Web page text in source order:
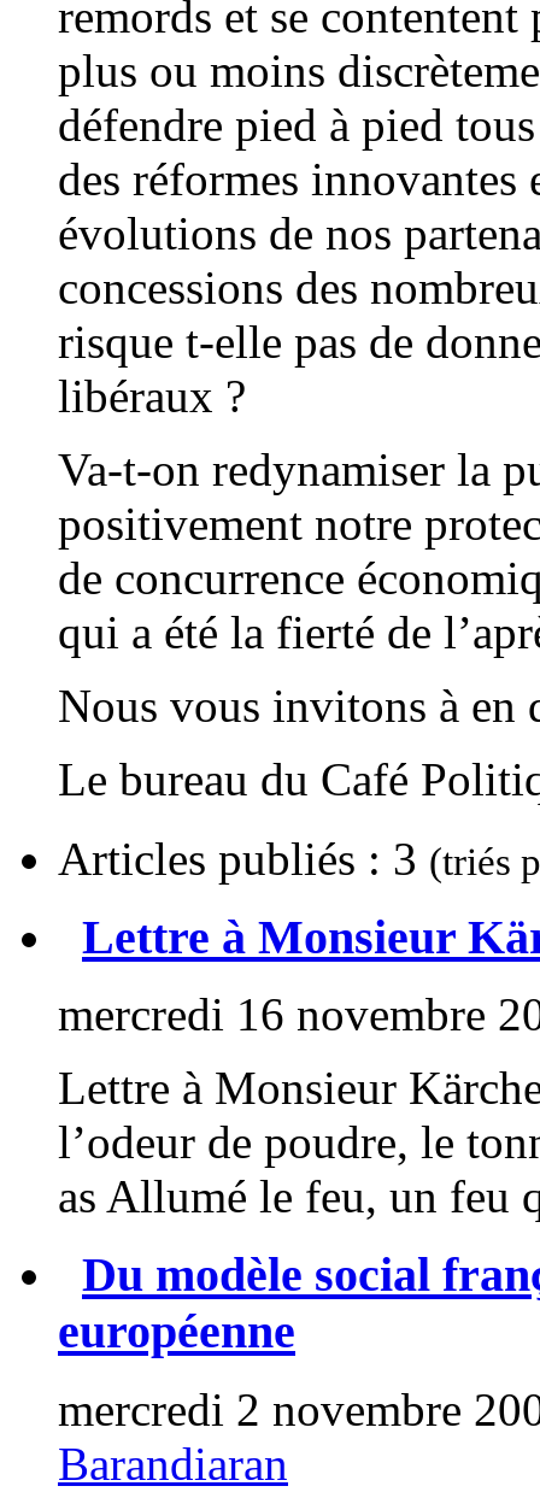
remords et se
plus ou moins
défendre pied à pied
des réformes innovantes
évolutions de nos
concessions des
risque t-elle pas de
libéraux ?
Va-t-on redynamiser la
positivement notre
de concurrence
qui a été la fierté de
Nous vous invitons à en
Le bureau du Café
Articles publiés : 3 (triés
Lettre à Monsieur
mercredi 16 novembre
Lettre à Monsieur
l’odeur de poudre, le
as Allumé le feu, un feu
Du modèle social
européenne
mercredi 2 novembre
Barandiaran